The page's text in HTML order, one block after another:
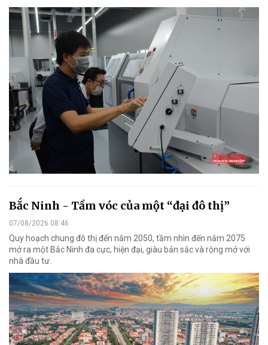
Bắc Ninh - Tầm vóc của một “đại đô thị”
07/08/2026 08:46
Quy hoạch chung đô thị đến năm 2050, tầm nhìn đến năm 2075
mở ra một Bắc Ninh đa cực, hiện đại, giàu bản sắc và rộng mở với
nhà đầu tư.